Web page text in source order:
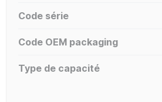
Code série
Code OEM packaging
Type de capacité